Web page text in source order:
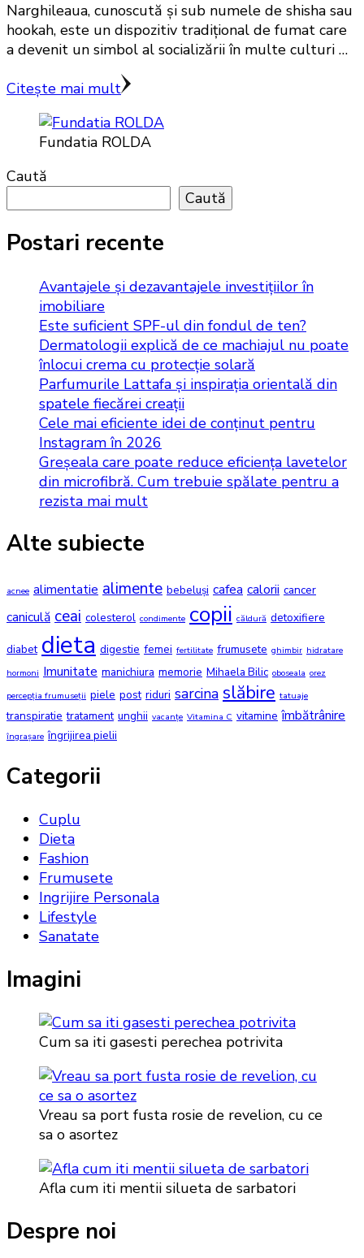
Narghileaua, cunoscută și sub numele de shisha sau
hookah, este un dispozitiv tradițional de fumat care
a devenit un simbol al socializării în multe culturi …
Citește mai mult
Fundatia ROLDA
Caută
Caută
Postari recente
Avantajele și dezavantajele investițiilor în
imobiliare
Este suficient SPF-ul din fondul de ten?
Dermatologii explică de ce machiajul nu poate
înlocui crema cu protecție solară
Parfumurile Lattafa și inspirația orientală din
spatele fiecărei creații
Cele mai eficiente idei de conținut pentru
Instagram în 2026
Greșeala care poate reduce eficiența lavetelor
din microfibră. Cum trebuie spălate pentru a
rezista mai mult
Alte subiecte
acnee alimentatie alimente bebeluși cafea calorii cancer
caniculă ceai colesterol condimente copii căldură detoxifiere
diabet dieta digestie femei fertilitate frumusete ghimbir hidratare
hormoni Imunitate manichiura memorie Mihaela Bilic oboseala orez
percepția frumuseții piele post riduri sarcina slăbire tatuaje
transpiratie tratament unghii vacanțe Vitamina C vitamine îmbătrânire
îngrașare îngrijirea pielii
Categorii
Cuplu
Dieta
Fashion
Frumusete
Ingrijire Personala
Lifestyle
Sanatate
Imagini
Cum sa iti gasesti perechea potrivita
Vreau sa port fusta rosie de revelion, cu ce
sa o asortez
Afla cum iti mentii silueta de sarbatori
Despre noi